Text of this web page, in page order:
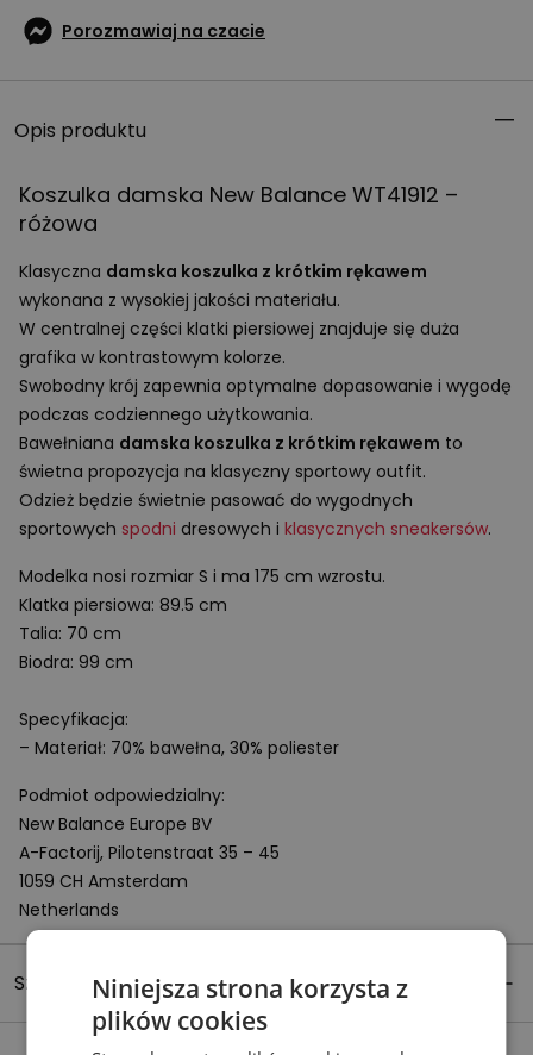
Porozmawiaj na czacie
Opis produktu
Koszulka damska New Balance WT41912 –
różowa
Klasyczna damska koszulka z krótkim rękawem
wykonana z wysokiej jakości materiału.
W centralnej części klatki piersiowej znajduje się duża
grafika w kontrastowym kolorze.
Swobodny krój zapewnia optymalne dopasowanie i wygodę
podczas codziennego użytkowania.
Bawełniana damska koszulka z krótkim rękawem to
świetna propozycja na klasyczny sportowy outfit.
Odzież będzie świetnie pasować do wygodnych
sportowych spodni dresowych i klasycznych sneakersów.
Modelka nosi rozmiar S i ma 175 cm wzrostu.
Klatka piersiowa: 89.5 cm
Talia: 70 cm
Biodra: 99 cm
Specyfikacja:
– Materiał: 70% bawełna, 30% poliester
Podmiot odpowiedzialny:
New Balance Europe BV
A-Factorij, Pilotenstraat 35 – 45
1059 CH Amsterdam
Netherlands
Szczegóły produktu
Niniejsza strona korzysta z
plików cookies